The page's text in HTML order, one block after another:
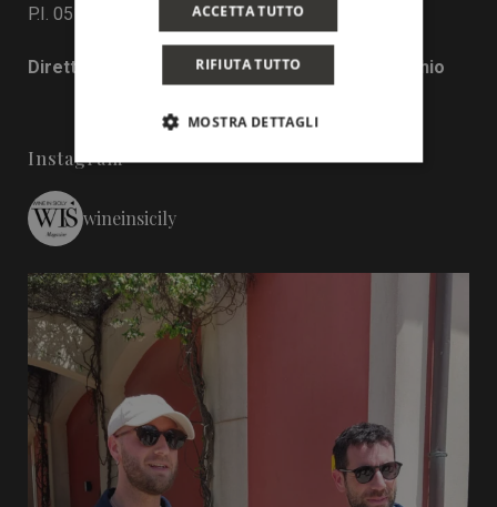
P.I. 05130190829
Direttore responsabile: Francesco Pensovecchio
Instagram
wineinsicily
ACCETTA TUTTO
RIFIUTA TUTTO
MOSTRA DETTAGLI